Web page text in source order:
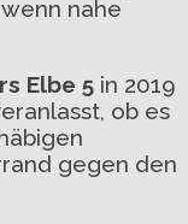
nahe
Elbe 5 in 2019
ob es
gegen den